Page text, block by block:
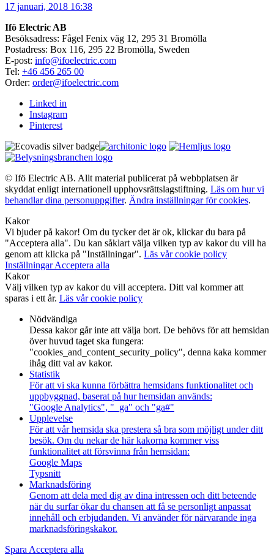
17 januari, 2018 16:38
Ifö Electric AB
Besöksadress: Fågel Fenix väg 12, 295 31 Bromölla
Postadress: Box 116, 295 22 Bromölla, Sweden
E-post: info@ifoelectric.com
Tel: +46 456 265 00
Order: order@ifoelectric.com
Linked in
Instagram
Pinterest
© Ifö Electric AB. Allt material publicerat på webbplatsen är
skyddat enligt internationell upphovsrättslagstiftning. Läs om hur vi
behandlar dina personuppgifter. Ändra inställningar för cookies.
Kakor
Vi bjuder på kakor! Om du tycker det är ok, klickar du bara på
"Acceptera alla". Du kan såklart välja vilken typ av kakor du vill ha
genom att klicka på "Inställningar". Läs vår cookie policy
InställningarAcceptera alla
Kakor
Välj vilken typ av kakor du vill acceptera. Ditt val kommer att
sparas i ett år. Läs vår cookie policy
Nödvändiga
Dessa kakor går inte att välja bort. De behövs för att hemsidan
över huvud taget ska fungera:
"cookies_and_content_security_policy", denna kaka kommer
ihåg ditt val av kakor.
Statistik
För att vi ska kunna förbättra hemsidans funktionalitet och
uppbyggnad, baserat på hur hemsidan används:
"Google Analytics", "_ga" och "ga#"
Upplevelse
För att vår hemsida ska prestera så bra som möjligt under ditt
besök. Om du nekar de här kakorna kommer viss
funktionalitet att försvinna från hemsidan:
Google Maps
Typsnitt
Marknadsföring
Genom att dela med dig av dina intressen och ditt beteende
när du surfar ökar du chansen att få se personligt anpassat
innehåll och erbjudanden. Vi använder för närvarande inga
marknadsföringskakor.
Spara Acceptera alla